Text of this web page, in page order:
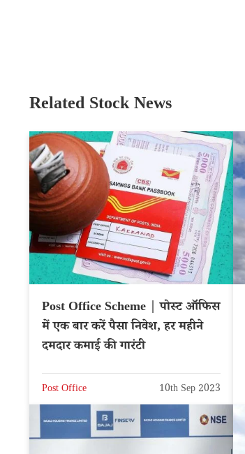
Related Stock News
Post Office Scheme | पोस्ट ऑफिस
में एक बार करें पैसा निवेश, हर महीने
दमदार कमाई की गारंटी
Post Office 10th Sep 2023